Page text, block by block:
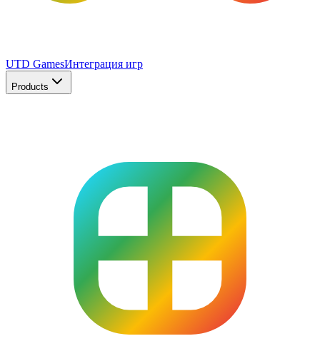
UTD GamesИнтеграция игр
Products